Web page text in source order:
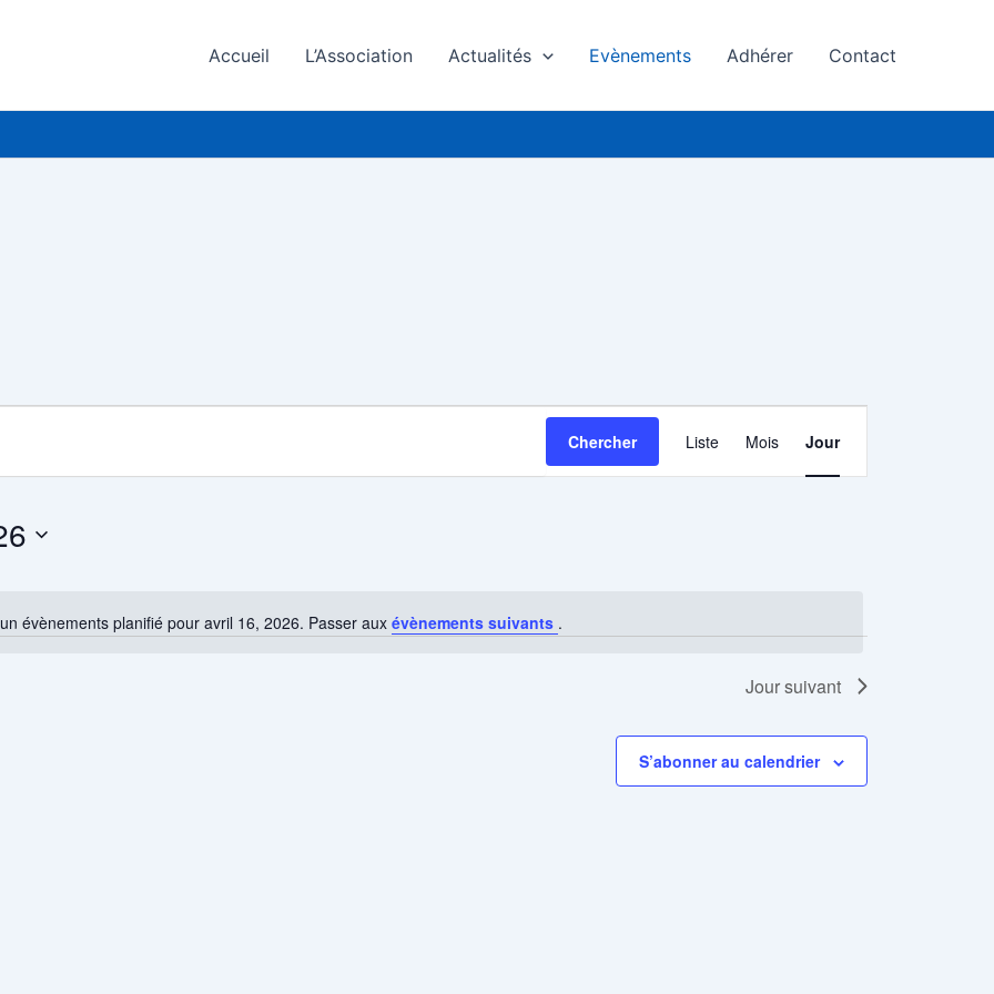
Accueil L’Association Actualités Evènements Adhérer Contact
Notice
évènements planifié pour avril 16, 2026. Passer aux évènements suivants .
Chercher
de
Liste Mois Jour
Jour suivant
S’abonner au calendrier